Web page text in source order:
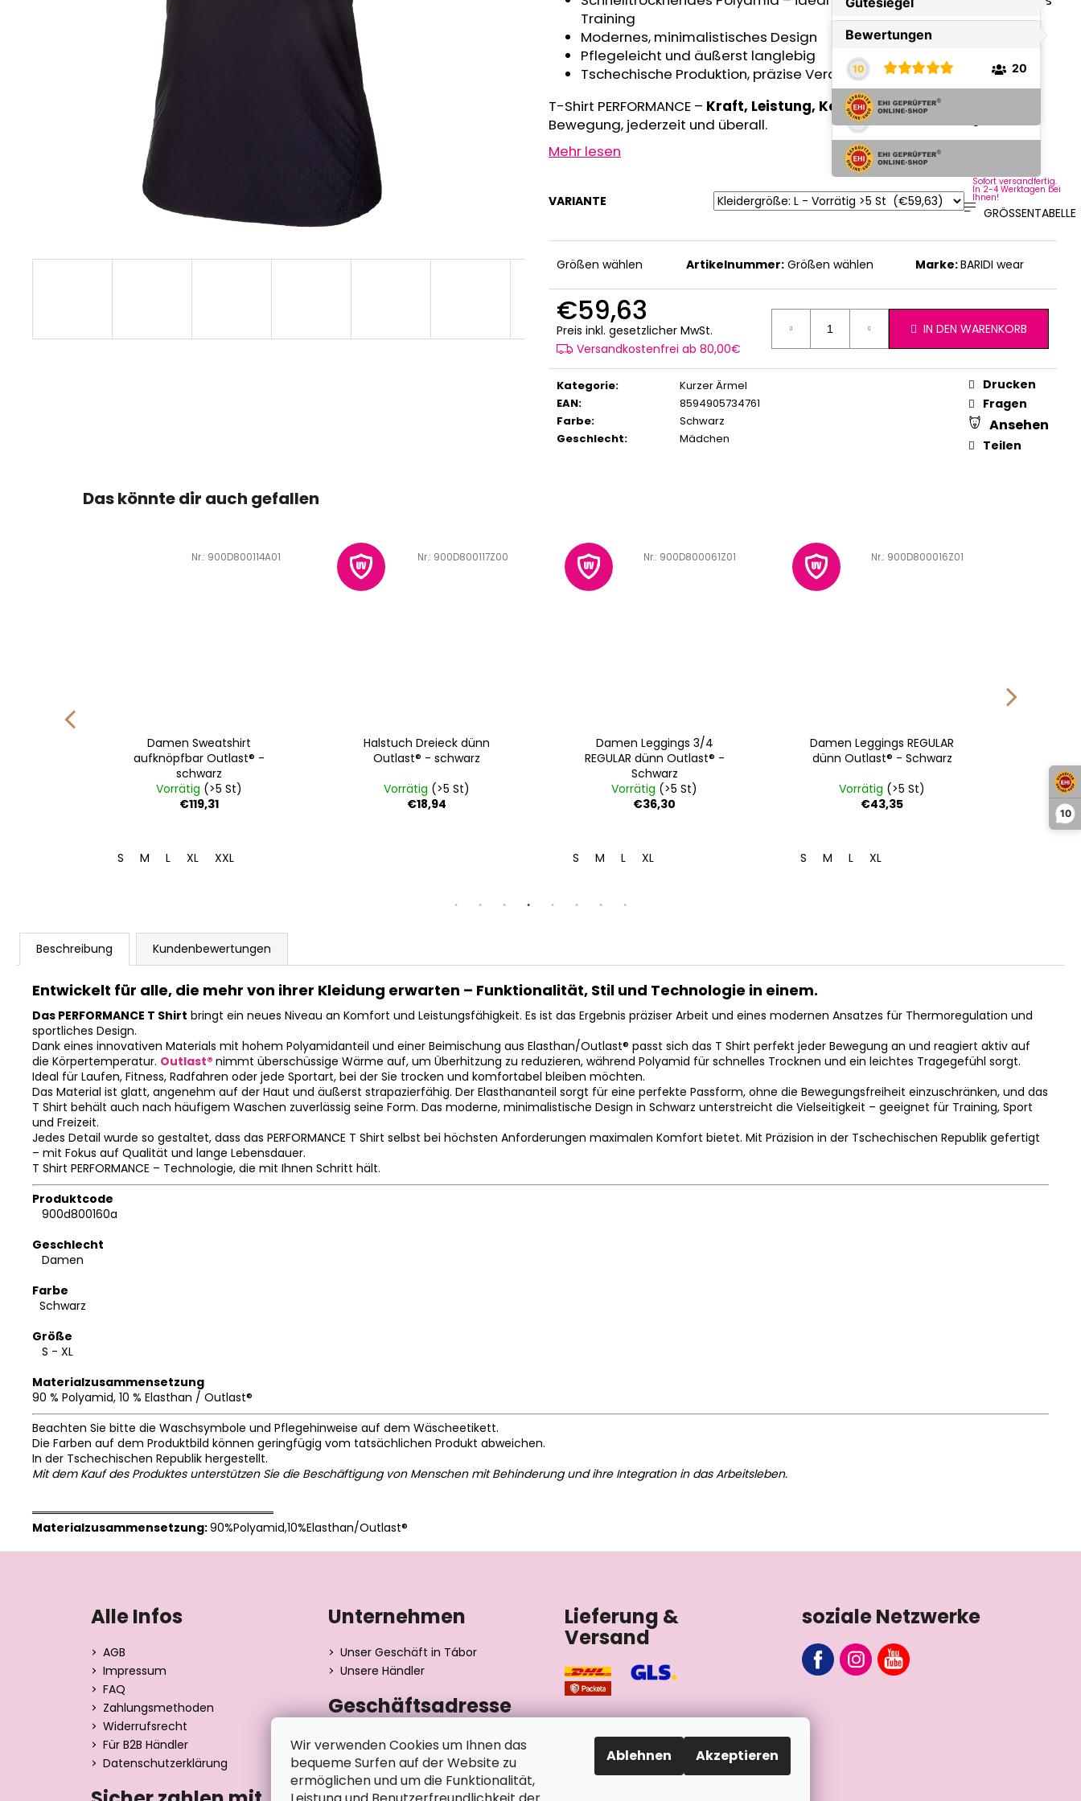
10
Wir verwenden Cookies um Ihnen das
bequeme Surfen auf der Website zu
ermöglichen und um die Funktionalität,
Ablehnen Akzeptieren
Training
Modernes, minimalistisches Design
Pflegeleicht und äußerst langlebig
Tschechische Produktion, präzise Verarbeitung
T-Shirt PERFORMANCE – Kraft, Leistung, Komfort und Stilin jeder
Bewegung, jederzeit und überall.
Mehr lesen
VARIANTE
Sofort versandfertig.
In 2-4 Werktagen bei
Ihnen!
GRÖSSENTABELLE
Größen wählen Artikelnummer: Größen wählen Marke:BARIDI wear
€59,63
Preis inkl. gesetzlicher MwSt.
Versandkostenfrei ab 80,00€
IN DEN WARENKORB
Kategorie:
Kurzer Ärmel
EAN:
8594905734761
Farbe:
Schwarz
Geschlecht: Mädchen
Drucken
Fragen
Ansehen
Teilen
Das könnte dir auch gefallen
Damen Sweatshirt
aufknöpfbar Outlast® -
schwarz
Vorrätig (>5 St)
€119,31
S M L XL XXL
Art.-Nr.: 900D800114A01
Halstuch Dreieck dünn
Outlast® - schwarz
Vorrätig (>5 St)
€18,94
Art.-Nr.: 900D800117Z00
Damen Leggings 3/4
REGULAR dünn Outlast® -
Schwarz
Vorrätig (>5 St)
€36,30
S M L XL
Art.-Nr.: 900D800061Z01
Damen Leggings REGULAR
dünn Outlast® - Schwarz
Vorrätig (>5 St)
€43,35
S M L XL
Art.-Nr.: 900D800016Z01
Beschreibung Kundenbewertungen
Entwickelt für alle, die mehr von ihrer Kleidung erwarten – Funktionalität, Stil und Technologie in einem.
Das PERFORMANCE T Shirt bringt ein neues Niveau an Komfort und Leistungsfähigkeit. Es ist das Ergebnis präziser Arbeit und eines modernen Ansatzes für Thermoregulation und
sportliches Design.
Dank eines innovativen Materials mit hohem Polyamidanteil und einer Beimischung aus Elasthan/Outlast® passt sich das T Shirt perfekt jeder Bewegung an und reagiert aktiv auf
die Körpertemperatur. Outlast® nimmt überschüssige Wärme auf, um Überhitzung zu reduzieren, während Polyamid für schnelles Trocknen und ein leichtes Tragegefühl sorgt.
Ideal für Laufen, Fitness, Radfahren oder jede Sportart, bei der Sie trocken und komfortabel bleiben möchten.
Das Material ist glatt, angenehm auf der Haut und äußerst strapazierfähig. Der Elasthananteil sorgt für eine perfekte Passform, ohne die Bewegungsfreiheit einzuschränken, und das
T Shirt behält auch nach häufigem Waschen zuverlässig seine Form. Das moderne, minimalistische Design in Schwarz unterstreicht die Vielseitigkeit – geeignet für Training, Sport
und Freizeit.
Jedes Detail wurde so gestaltet, dass das PERFORMANCE T Shirt selbst bei höchsten Anforderungen maximalen Komfort bietet. Mit Präzision in der Tschechischen Republik gefertigt
– mit Fokus auf Qualität und lange Lebensdauer.
T Shirt PERFORMANCE – Technologie, die mit Ihnen Schritt hält.
Produktcode
900d800160a
Geschlecht
Damen
Farbe
Schwarz
Größe
S - XL
Materialzusammensetzung
90 % Polyamid, 10 % Elasthan / Outlast®
Beachten Sie bitte die Waschsymbole und Pflegehinweise auf dem Wäscheetikett.
Die Farben auf dem Produktbild können geringfügig vom tatsächlichen Produkt abweichen.
In der Tschechischen Republik hergestellt.
Mit dem Kauf des Produktes unterstützen Sie die Beschäftigung von Menschen mit Behinderung und ihre Integration in das Arbeitsleben.
══════════════════════════════
Materialzusammensetzung:90%Polyamid,10%Elasthan/Outlast®
€24,90
F
Alle Infos
AGB
Impressum
FAQ
Zahlungsmethoden
Widerrufsrecht
Für B2B Händler
Datenschutzerklärung
Unternehmen
Unser Geschäft in Tábor
Unsere Händler
Geschäftsadresse
Dita výrobní družstvo invalidů
Stránského 2510/1
390 02 Tábor
Tschechische Republik
Lieferung &
Versand
soziale Netzwerke